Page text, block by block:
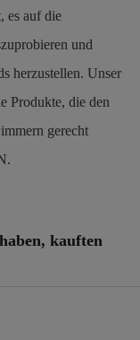
es auf die
und
herzustellen. Unser
Produkte, die den
gerecht
kauften